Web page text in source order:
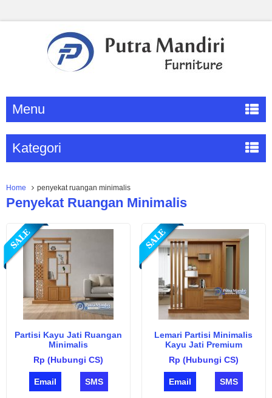
Menu
Kategori
Home penyekat ruangan minimalis
Penyekat Ruangan Minimalis
Partisi Kayu Jati Ruangan
Minimalis
Rp (Hubungi CS)
Email SMS
Lemari Partisi Minimalis
Kayu Jati Premium
Rp (Hubungi CS)
Email SMS